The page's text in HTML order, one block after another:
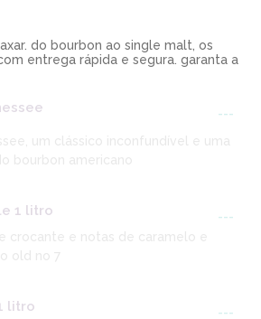
do bourbon ao single malt, os
entrega rápida e segura. garanta a
---
um clássico inconfundível e uma
bourbon americano
1 litro
---
crocante e notas de caramelo e
old no 7
litro ---